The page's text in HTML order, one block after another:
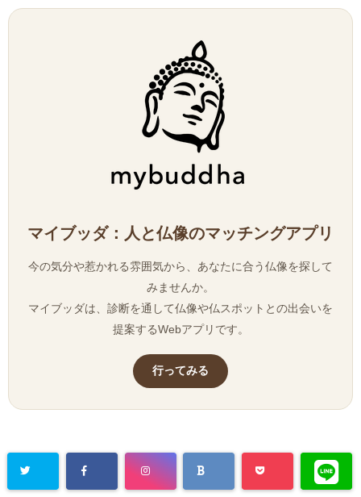
マイブッダ：人と仏像のマッチングアプリ
今の気分や惹かれる雰囲気から、あなたに合う仏像を探して
みませんか。
マイブッダは、診断を通して仏像や仏スポットとの出会いを
提案するWebアプリです。
行ってみる